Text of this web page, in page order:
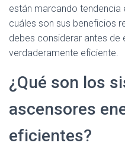
están marcando tendencia
cuáles son sus beneficios
debes considerar antes de
verdaderamente eficiente.
¿Qué son los
ascensores
eficientes?